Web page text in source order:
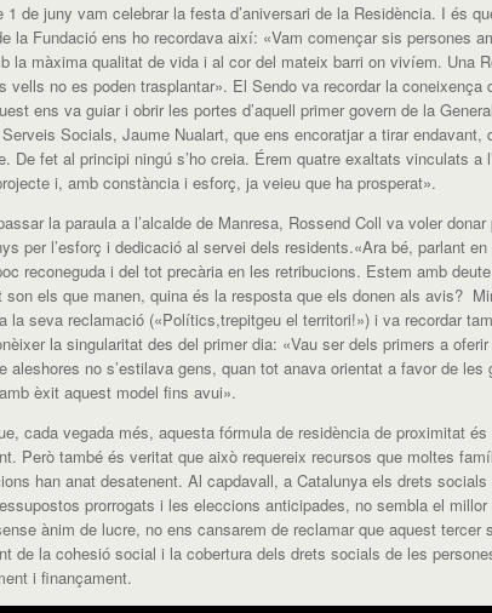
1 de juny vam celebrar la festa d’aniversari de la Residència. I és
la Fundació ens ho recordava així: «Vam començar sis persones
la màxima qualitat de vida i al cor del mateix barri on vivíem. Una
vells no es poden trasplantar». El Sendo va recordar la coneixença
ens va guiar i obrir les portes d’aquell primer govern de la
Socials, Jaume Nualart, que ens encoratjar a tirar endavant,
De fet al principi ningú s’ho creia. Érem quatre exaltats vinculats a
i, amb constància i esforç, ja veieu que ha prosperat».
la paraula a l’alcalde de Manresa, Rossend Coll va voler donar
per l’esforç i dedicació al servei dels residents.«Ara bé, parlant en
reconeguda i del tot precària en les retribucions. Estem amb
son els que manen, quina és la resposta que els donen als avis?
la seva reclamació («Polítics,trepitgeu el territori!») i va recordar
la singularitat des del primer dia: «Vau ser dels primers a
aleshores no s’estilava gens, quan tot anava orientat a favor de
èxit aquest model fins avui».
cada vegada més, aquesta fórmula de residència de proximitat és
. Però també és veritat que això requereix recursos que moltes famí
han anat desatenent. Al capdavall, a Catalunya els drets socials
prorrogats i les eleccions anticipades, no sembla el millor
ànim de lucre, no ens cansarem de reclamar que aquest
de la cohesió social i la cobertura dels drets socials de les
i finançament.